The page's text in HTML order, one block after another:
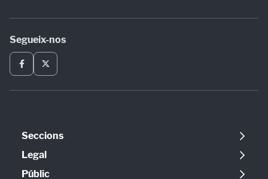
Segueix-nos
Seccions
Política
Opinió
Legal
Avís legal
Públic